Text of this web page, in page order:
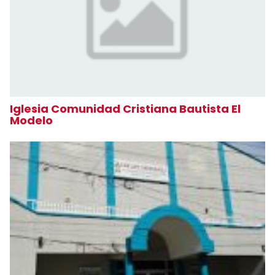
Iglesia Comunidad Cristiana Bautista El
Modelo